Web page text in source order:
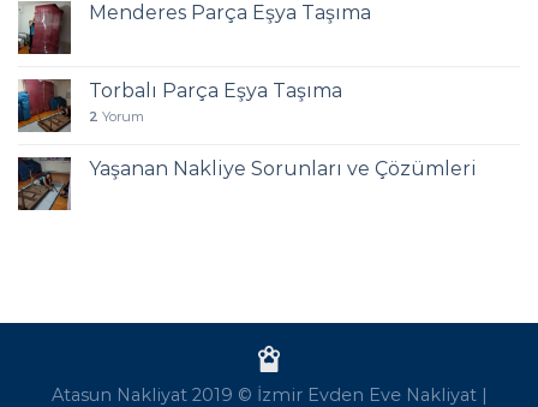
Menderes Parça Eşya Taşıma
Torbalı Parça Eşya Taşıma
2 Yorum
Yaşanan Nakliye Sorunları ve Çözümleri
Atasun Nakliyat 2019 © İzmir Evden Eve Nakliyat|